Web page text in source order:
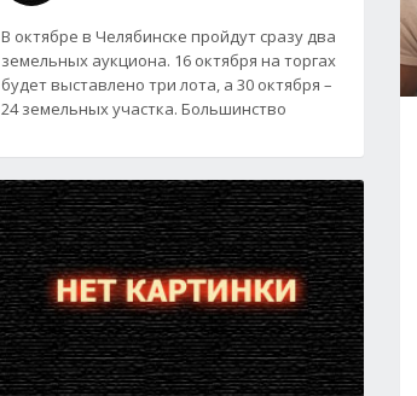
В октябре в Челябинске пройдут сразу два
земельных аукциона. 16 октября на торгах
будет выставлено три лота, а 30 октября –
24 земельных участка. Большинство